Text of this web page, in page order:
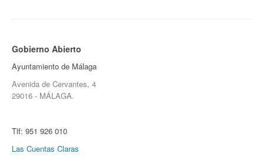
Gobierno Abierto
Ayuntamiento de Málaga
Avenida de Cervantes, 4
29016 - MÁLAGA.
Tlf: 951 926 010
Las Cuentas Claras